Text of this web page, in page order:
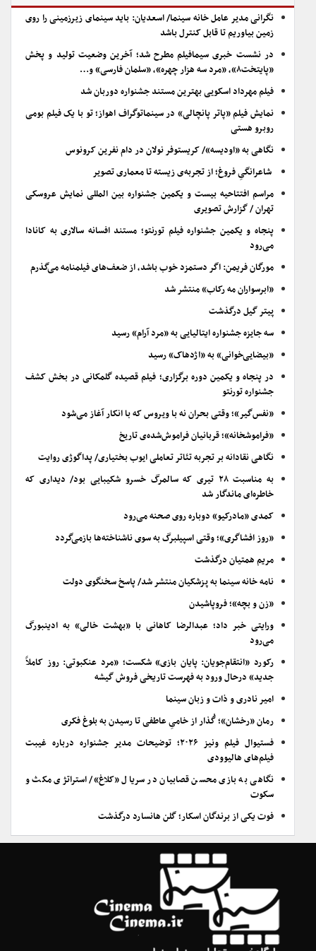
نگرانی مدیر عامل خانه سینما/ اسعدیان: باید سینمای زیرزمینی را روی
زمین بیاوریم تا قابل کنترل باشد
در نشست خبری سیمافیلم مطرح شد؛ آخرین وضعیت تولید و پخش
«پایتخت۸»، «مرد سه هزار چهره»، «سلمان فارسی» و…
فیلم مهرداد اسکویی بهترین مستند جشنواره دوربان شد
نمایش فیلم «پاتر پانچالی» در سینماتوگراف اهواز؛ تو با یک فیلم بومی
روبرو هستی
نگاهی به «اودیسه»/ کریستوفر نولان در دام نفرین کرونوس
شاعرانگیِ فروغ؛ از تجربه‌ی زیسته تا معماری تصویر
مراسم افتتاحیه بیست و یکمین جشنواره بین المللی نمایش عروسکی
تهران / گزارش تصویری
پنجاه و یکمین جشنواره فیلم تورنتو؛ مستند افسانه سالاری به کانادا
می‌رود
مورگان فریمن: اگر دستمزد خوب باشد، از ضعف‌های فیلمنامه می‌گذرم
«ابرسواران مه رکاب» منتشر شد
پیتر گیل درگذشت
سه جایزه جشنواره ایتالیایی به «مرد آرام» رسید
«بیضایی‌خوانی» به «اژدهاک» رسید
در پنجاه و یکمین دوره برگزاری؛ فیلم قصیده گلمکانی در بخش کشف
جشنواره تورنتو
«نفس‌گیر»؛ وقتی بحران نه با ویروس که با انکار آغاز می‌شود
«فراموشخانه»؛ قربانیان فراموش‌شده‌ی تاریخ
نگاهی نقادانه بر تجربه تئاتر تعاملی ایوب بختیاری/ پداگوژی روایت
به مناسبت ۲۸ تیری که سالمرگ خسرو شکیبایی بود/ دیداری که
خاطره‌ای ماندگار شد
کمدی «مادرکیو» دوباره روی صحنه می‌رود
«روز افشاگری»؛ وقتی اسپیلبرگ به سوی ناشناخته‌ها بازمی‌گردد
مریم همتیان درگذشت
نامه خانه سینما به پزشکیان منتشر شد/ پاسخ سخنگوی دولت
«زن و بچه»؛ فروپاشیدن
ورایتی خبر داد؛ عبدالرضا کاهانی با «بهشت خالی» به ادینبورگ
می‌رود
رکورد «انتقام‌جویان: پایان بازی» شکست؛ «مرد عنکبوتی: روز کاملاً
جدید» درحال ورود به فهرست تاریخی فروش گیشه
امیر نادری و ذات و زبان سینما
رمان «رخشان»؛ گُذار از خامیِ عاطفی تا رسیدن به بلوغ فکری
فستیوال فیلم ونیز ۲۰۲۶؛ توضیحات مدیر جشنواره درباره غیبت
فیلم‌های هالیوودی
نگاهی به بازی محسن قصابیان در سریال «کلاغ»/ استراتژی مکث و
سکوت
فوت یکی از برندگان اسکار؛ گلن هانسارد درگذشت